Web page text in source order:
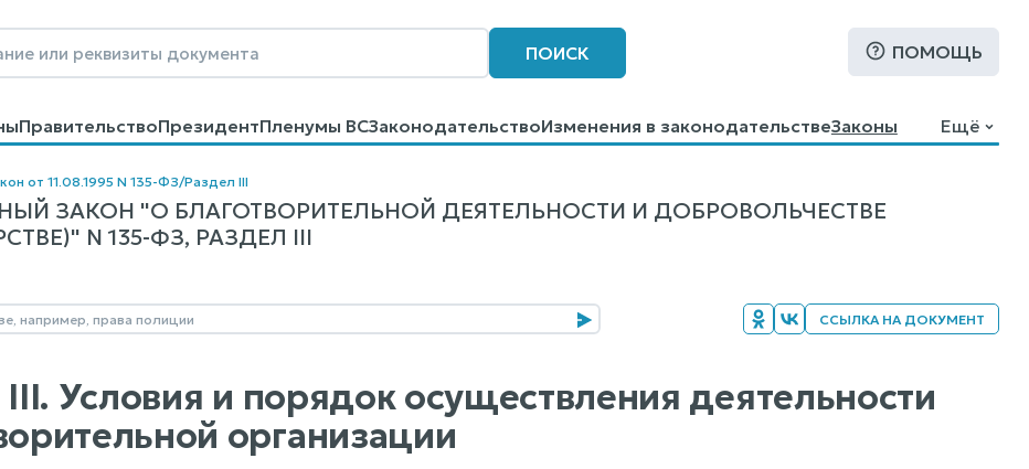
ПОИСК ПОМОЩЬ
ПравительствоПрезидентПленумы ВСЗаконодательствоИзменения в законодательствеЗаконы
договоровКонтактыПомощьПоиск
Ещё
от 11.08.1995 N 135-ФЗ/Раздел III
ЗАКОН "О БЛАГОТВОРИТЕЛЬНОЙ ДЕЯТЕЛЬНОСТИ И ДОБРОВОЛЬЧЕСТВЕ
N 135-ФЗ, РАЗДЕЛ III
ССЫЛКА НА ДОКУМЕНТ
Условия и порядок осуществления деятельности
организации